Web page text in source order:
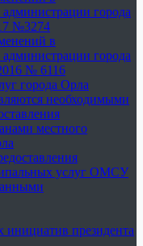
города
№3274
в
города
№ 6116
города Орла
необходимыми
местного
услуг ОМСУ
инициатив президента